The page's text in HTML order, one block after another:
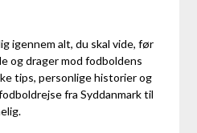
igennem alt, du skal vide, før
og drager mod fodboldens
tips, personlige historier og
fra Syddanmark til